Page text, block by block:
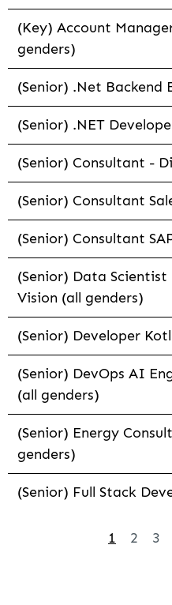
(Key) Account
genders)
(Senior) .Net Backend
(Senior) .NET
(Senior) Consultant -
(Senior) Consultant
(Senior) Consultant
(Senior) Data
Vision (all genders)
(Senior) Developer
(Senior) DevOps AI
(all genders)
(Senior) Energy
genders)
(Senior) Full Stack
1 2 3